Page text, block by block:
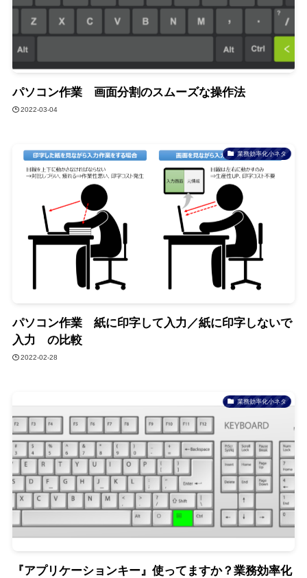
パソコン作業 画面分割のスムーズな操作法
2022-03-04
業務効率化小ネタ
パソコン作業 紙に印字して入力／紙に印字しないで
入力 の比較
2022-02-28
業務効率化小ネタ
『アプリケーションキー』使ってますか？業務効率化